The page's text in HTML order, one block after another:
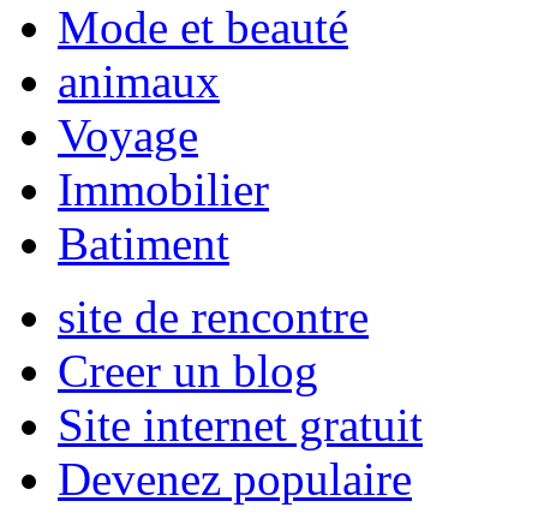
Mode et beauté
animaux
Voyage
Immobilier
Batiment
site de rencontre
Creer un blog
Site internet gratuit
Devenez populaire